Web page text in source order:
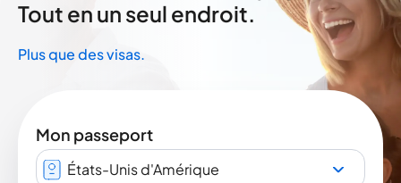
Tout en un seul endroit.
Plus que des visas.
Mon passeport
États-Unis d'Amérique